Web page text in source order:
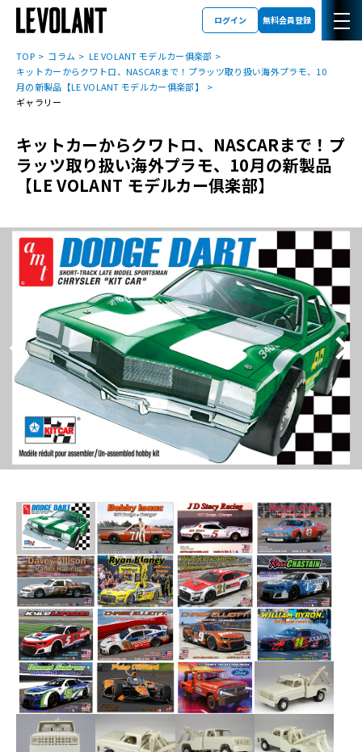
ログイン 無料会員登録
TOP コラム
LE VOLANT モデルカー俱楽部
キットカーからクワトロ、NASCARまで！プラッツ取り扱い海外プラモ、10
月の新製品【LE VOLANT モデルカー俱楽部】
ギャラリー
キットカーからクワトロ、NASCARまで！プ
ラッツ取り扱い海外プラモ、10月の新製品
【LE VOLANT モデルカー俱楽部】